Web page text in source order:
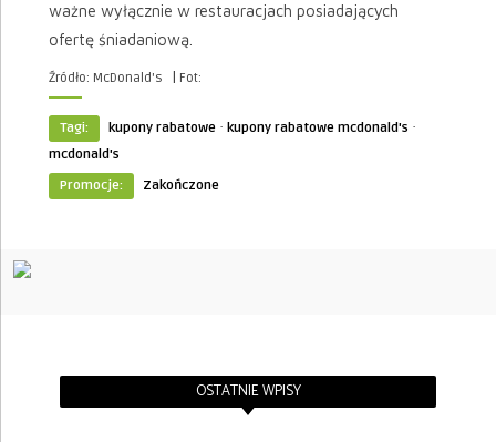
ważne wyłącznie w restauracjach posiadających
ofertę śniadaniową.
Źródło: McDonald's | Fot:
Tagi: kupony rabatowe · kupony rabatowe mcdonald's ·
mcdonald's
Promocje:
Zakończone
OSTATNIE WPISY